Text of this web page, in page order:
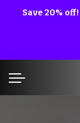
Save 20% off!